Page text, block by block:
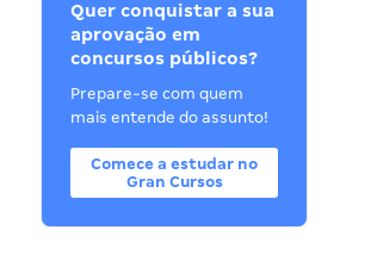
Quer conquistar a sua
aprovação em
concursos públicos?
Prepare-se com quem
mais entende do assunto!
Comece a estudar no
Gran Cursos